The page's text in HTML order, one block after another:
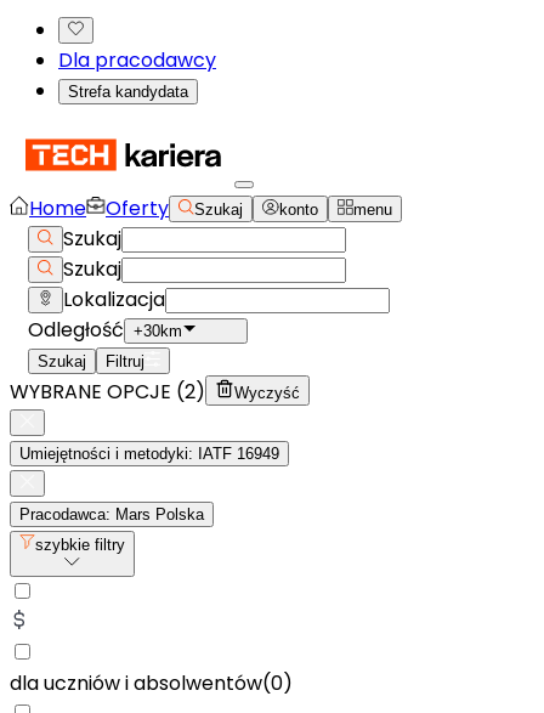
Dla pracodawcy
Strefa kandydata
Home Oferty Szukaj konto menu
Szukaj
Szukaj
Lokalizacja
Odległość +30km
Szukaj
Filtruj
WYBRANE OPCJE (2) Wyczyść
Umiejętności i metodyki: IATF 16949
Pracodawca: Mars Polska
szybkie filtry
dla uczniów i absolwentów(0)